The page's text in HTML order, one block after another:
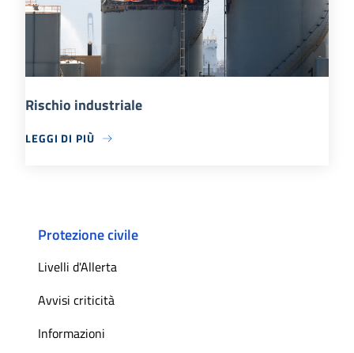
Rischio industriale
LEGGI DI PIÙ
Protezione civile
Livelli d'Allerta
Avvisi criticità
Informazioni